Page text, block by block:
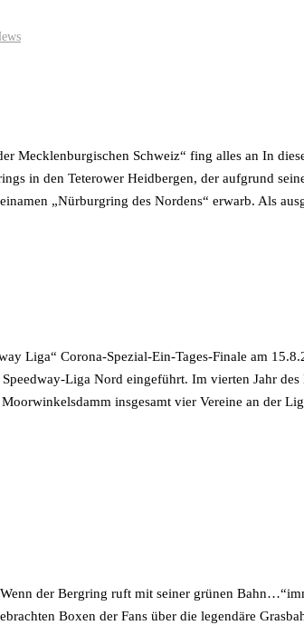
Mecklenburgischen Schweiz“ fing alles an In
in den Teterower Heidbergen, der aufgrund
„Nürburgring des Nordens“ erwarb. Als
Liga“ Corona-Spezial-Ein-Tages-Finale am
Liga Nord eingeführt. Im vierten Jahr des
insgesamt vier Vereine an der
der Bergring ruft mit seiner grünen
Boxen der Fans über die legendäre